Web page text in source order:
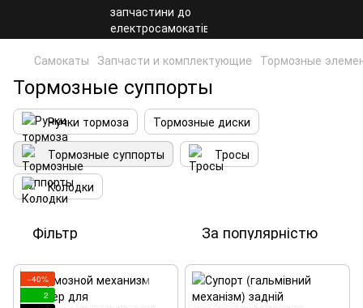
Самокаты Запчасти и комплектующие Тормозные
Тормозные суппорты
Ручки тормоза
Тормозные диски
Тормозные суппорты
Тросы
Колодки
Фільтр За популярністю
−40%
2